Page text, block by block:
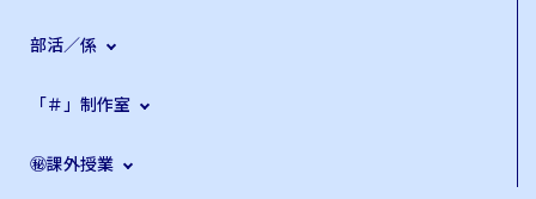
部活／係
「＃」制作室
㊙課外授業